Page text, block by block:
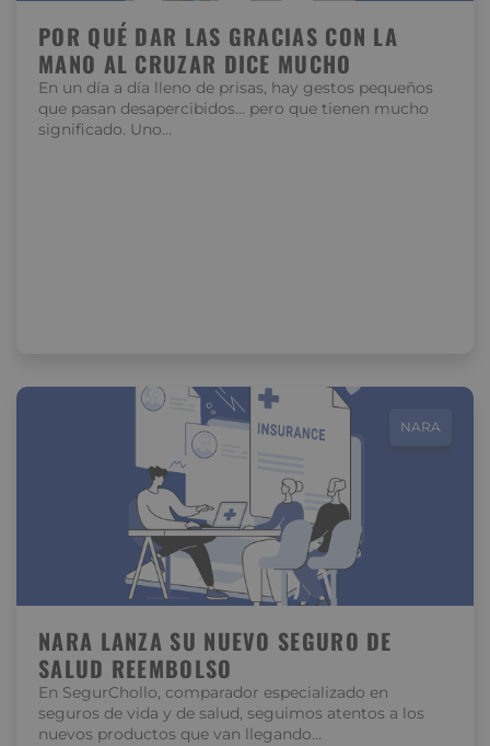
POR QUÉ DAR LAS GRACIAS CON LA
MANO AL CRUZAR DICE MUCHO
En un día a día lleno de prisas, hay gestos pequeños
que pasan desapercibidos… pero que tienen mucho
significado. Uno…
NARA
NARA LANZA SU NUEVO SEGURO DE
SALUD REEMBOLSO
En SegurChollo, comparador especializado en
seguros de vida y de salud, seguimos atentos a los
nuevos productos que van llegando…